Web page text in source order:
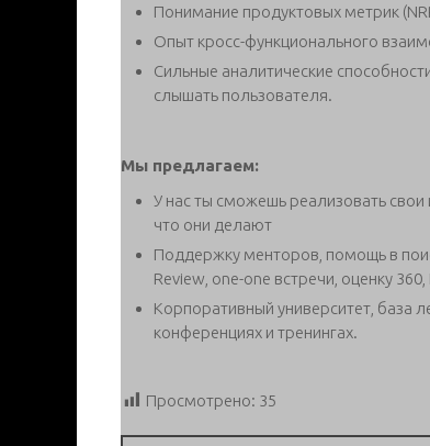
Понимание продуктовых метрик
Опыт кросс-функционального
Сильные аналитические
слышать пользователя.
Мы предлагаем:
У нас ты сможешь реализовать
что они делают
Поддержку менторов, помощь в
Review, one-one встречи, оценку
Корпоративный университет, база
конференциях и тренингах.
Просмотрено: 35